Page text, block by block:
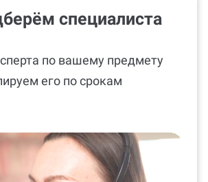
специалиста
по вашему предмету
его по срокам